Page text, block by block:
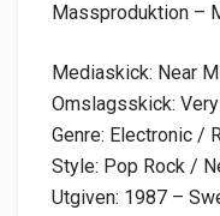
Massproduktion –
Mediaskick: Near
Omslagsskick:
Genre: Electronic /
Style: Pop Rock /
Utgiven: 1987 –